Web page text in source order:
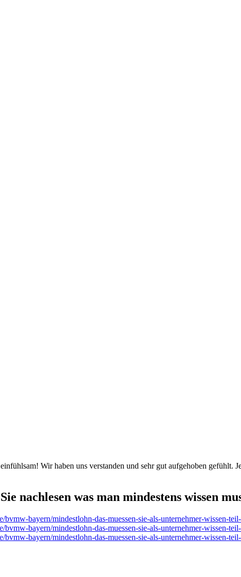
Wir haben uns verstanden und sehr gut aufgehoben gefühlt.
nachlesen was man mindestens wissen
bayern/mindestlohn-das-muessen-sie-als-unternehmer-wissen-
bayern/mindestlohn-das-muessen-sie-als-unternehmer-wissen-
bayern/mindestlohn-das-muessen-sie-als-unternehmer-wissen-